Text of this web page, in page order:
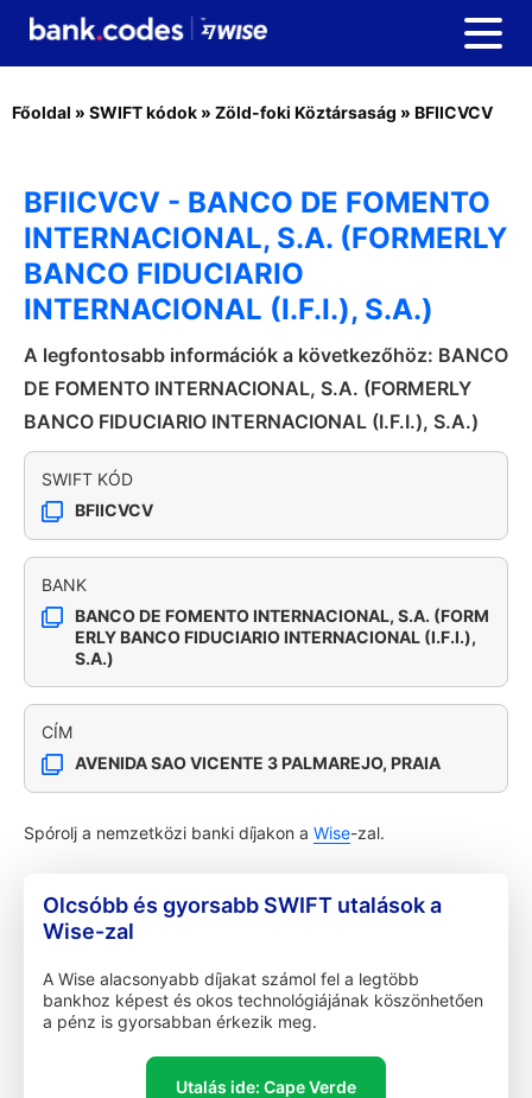
Főoldal » SWIFT kódok » Zöld-foki Köztársaság » BFIICVCV
BFIICVCV - BANCO DE FOMENTO
INTERNACIONAL, S.A. (FORMERLY
BANCO FIDUCIARIO
INTERNACIONAL (I.F.I.), S.A.)
A legfontosabb információk a következőhöz: BANCO
DE FOMENTO INTERNACIONAL, S.A. (FORMERLY
BANCO FIDUCIARIO INTERNACIONAL (I.F.I.), S.A.)
SWIFT KÓD
BFIICVCV
BANK
BANCO DE FOMENTO INTERNACIONAL, S.A. (FORM
ERLY BANCO FIDUCIARIO INTERNACIONAL (I.F.I.),
S.A.)
CÍM
AVENIDA SAO VICENTE 3 PALMAREJO, PRAIA
Spórolj a nemzetközi banki díjakon a Wise-zal.
Olcsóbb és gyorsabb SWIFT utalások a
Wise-zal
A Wise alacsonyabb díjakat számol fel a legtöbb
bankhoz képest és okos technológiájának köszönhetően
a pénz is gyorsabban érkezik meg.
Utalás ide: Cape Verde